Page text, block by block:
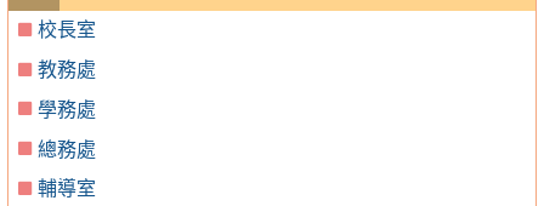
校長室
教務處
學務處
總務處
輔導室